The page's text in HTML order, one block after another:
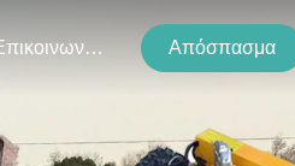
Επικοινωνήστε Μαζί Μας Απόσπασμα